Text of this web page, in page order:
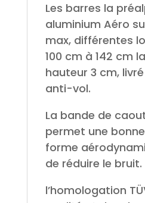
Les barres la
aluminium Aéro
max, différentes
100 cm à 142 cm
hauteur 3 cm,
anti-vol.
La bande de
permet une
forme
de réduire le bruit.
l’homologation